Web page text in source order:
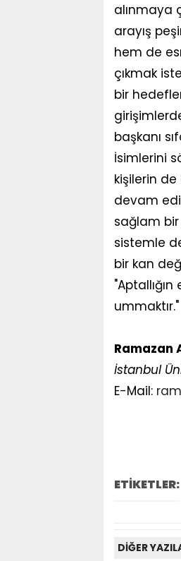
alınmaya
arayış
hem de
çıkmak
bir
başkanı
İsimlerini
kişilerin de
devam
sağlam bir
sistemle
bir kan
ummaktır."
Ramazan
İstanbul
E-Mail:
ETİKETLER:
DİĞER